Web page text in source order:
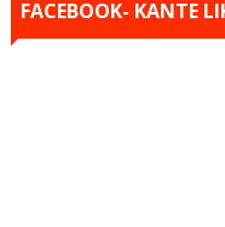
FACEBOOK- KANTE